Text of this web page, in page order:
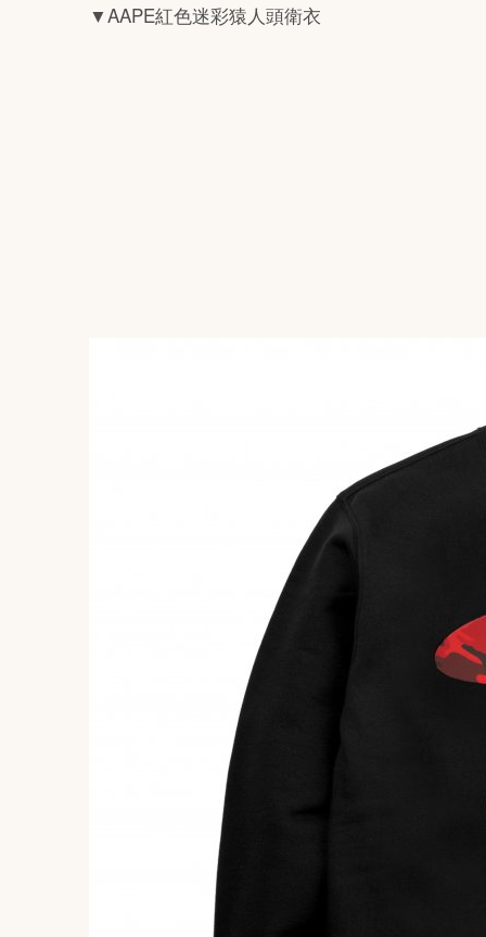
▼AAPE紅色迷彩猿人頭衛衣